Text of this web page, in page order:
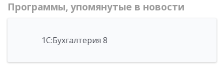
Программы, упомянутые в новости
1С:Бухгалтерия 8